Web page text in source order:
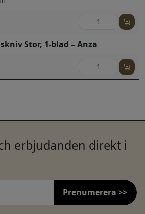
Stor, 1-blad – Anza
erbjudanden direkt i
Prenumerera >>